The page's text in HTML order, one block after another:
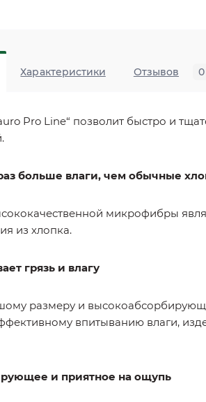
Характеристики Отзывов 0
Pro Line“ позволит быстро и
больше влаги, чем обычные
микрофибры
из хлопка.
грязь и влагу
размеру и
впитыванию влаги,
и приятное на ощупь